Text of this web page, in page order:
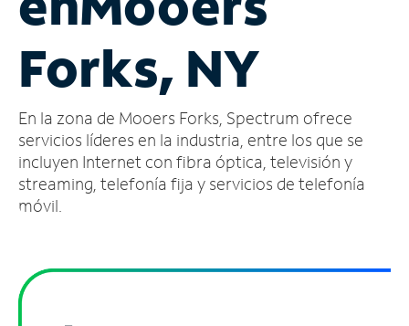
cuenta
Encuentra
tienda
Forks, NY
En la zona de Mooers Forks, Spectrum ofrece
servicios líderes en la industria, entre los que se
incluyen Internet con fibra óptica, televisión y
streaming, telefonía fija y servicios de telefonía
móvil.